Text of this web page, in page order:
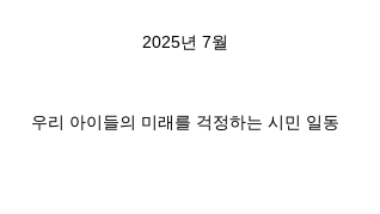
2025년 7월
우리 아이들의 미래를 걱정하는 시민 일동